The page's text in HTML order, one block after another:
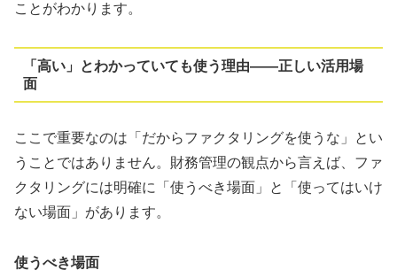
ことがわかります。
「高い」とわかっていても使う理由——正しい活用場
面
ここで重要なのは「だからファクタリングを使うな」とい
うことではありません。財務管理の観点から言えば、ファ
クタリングには明確に「使うべき場面」と「使ってはいけ
ない場面」があります。
使うべき場面